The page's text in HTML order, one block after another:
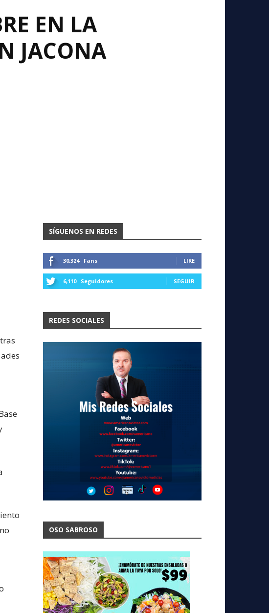
EN LA
JACONA
SÍGUENOS EN REDES
30,324 Fans LIKE
6,110 Seguidores SEGUIR
REDES SOCIALES
OSO SABROSO